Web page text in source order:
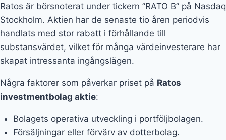
Ratos är börsnoterat under tickern ”RATO B” på Nasdaq
Stockholm. Aktien har de senaste tio åren periodvis
handlats med stor rabatt i förhållande till
substansvärdet, vilket för många värdeinvesterare har
skapat intressanta ingångslägen.
Några faktorer som påverkar priset på Ratos
investmentbolag aktie:
Bolagets operativa utveckling i portföljbolagen.
Försäljningar eller förvärv av dotterbolag.